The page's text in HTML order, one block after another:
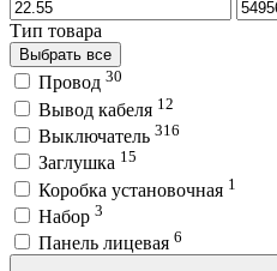
Тип товара
Выбрать все
Провод 30
Вывод кабеля 12
Выключатель 316
Заглушка 15
Коробка установочная 1
Набор 3
Панель лицевая 6